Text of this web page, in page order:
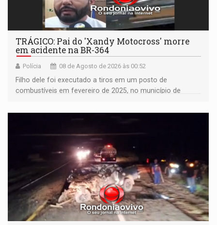
TRÁGICO: Pai do 'Xandy Motocross' morre
em acidente na BR-364
Polícia 08 de Agosto de 2026 às 00:52
Filho dele foi executado a tiros em um posto de
combustíveis em fevereiro de 2025, no município de